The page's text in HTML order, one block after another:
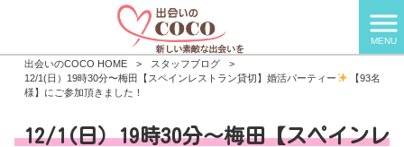
MENU
出会いのCOCO HOME > スタッフブログ
>
12/1(日）19時30分〜梅田【スペインレストラン貸切】婚活パーティー
【93名
様】にご参加頂きました！
12/1(日）19時30分〜梅田【スペインレ